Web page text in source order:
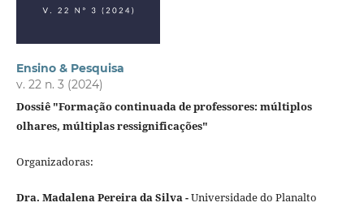
Ensino & Pesquisa
v. 22 n. 3 (2024)
Dossiê "Formação continuada de professores: múltiplos
olhares, múltiplas ressignificações"
Organizadoras:
Dra. Madalena Pereira da Silva -Universidade do Planalto